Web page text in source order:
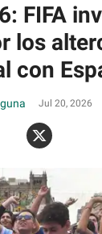
FIFA
los
con
Jul 20, 2026